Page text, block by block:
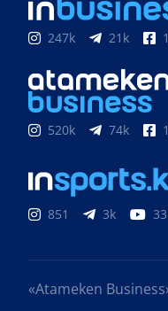
247k 21k
520k 74k
851 3k
«Atameken